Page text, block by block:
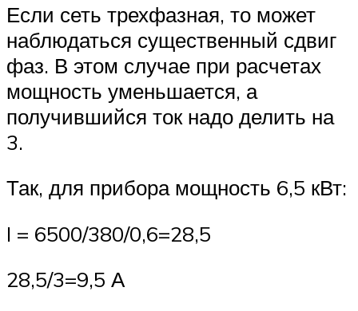
Если сеть трехфазная, то может
наблюдаться существенный сдвиг
фаз. В этом случае при расчетах
мощность уменьшается, а
получившийся ток надо делить на
3.
Так, для прибора мощность 6,5 кВт:
I = 6500/380/0,6=28,5
28,5/3=9,5 А